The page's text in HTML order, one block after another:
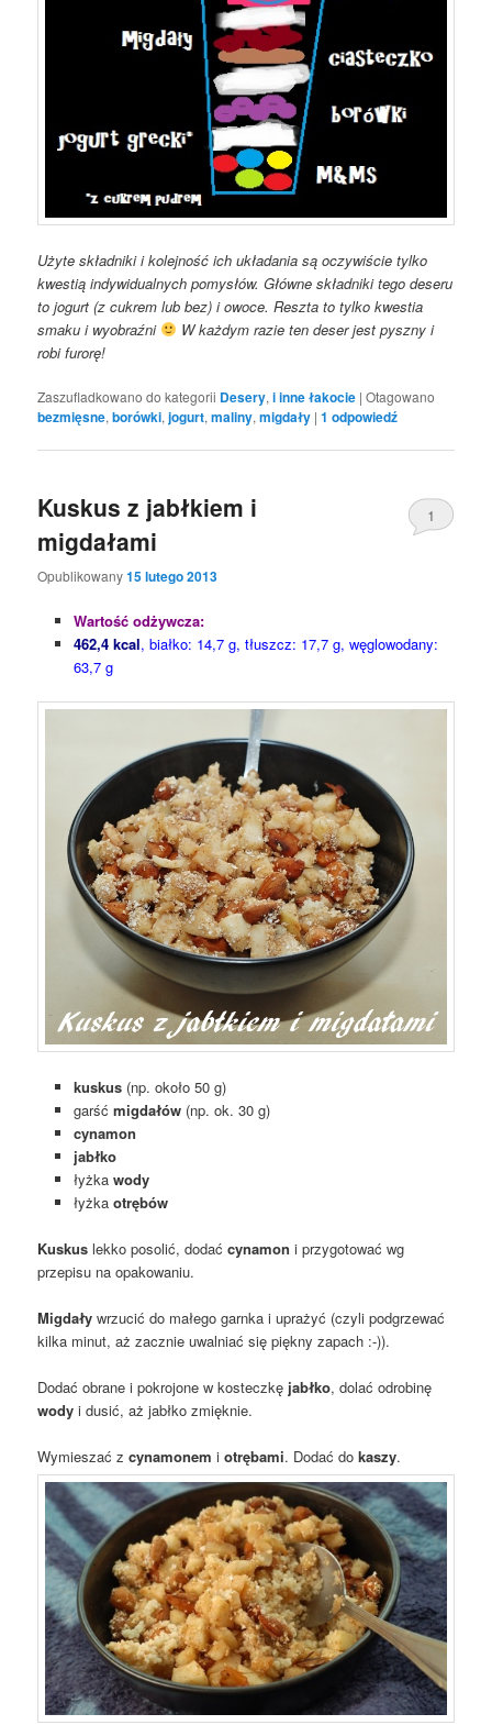
Użyte składniki i kolejność ich układania są oczywiście tylko
kwestią indywidualnych pomysłów. Główne składniki tego deseru
to jogurt (z cukrem lub bez) i owoce. Reszta to tylko kwestia
smaku i wyobraźni
W każdym razie ten deser jest pyszny i
robi furorę!
Zaszufladkowano do kategorii Desery,i inne łakocie |Otagowano
bezmięsne,borówki,jogurt,maliny,migdały |1 odpowiedź
Kuskus z jabłkiem i
migdałami
Opublikowany15 lutego 2013
1
Wartość odżywcza:
462,4 kcal, białko: 14,7 g, tłuszcz: 17,7 g, węglowodany:
63,7 g
kuskus(np. około 50 g)
garść migdałów(np. ok. 30 g)
cynamon
jabłko
łyżka wody
łyżka otrębów
Kuskus lekko posolić, dodaćcynamon i przygotować wg
przepisu na opakowaniu.
Migdały wrzucić do małego garnka i uprażyć (czyli podgrzewać
kilka minut, aż zacznie uwalniać się piękny zapach :-)).
Dodać obrane i pokrojone w kosteczkę jabłko, dolać odrobinę
wody i dusić, aż jabłko zmięknie.
Wymieszać zcynamonem iotrębami. Dodać dokaszy.